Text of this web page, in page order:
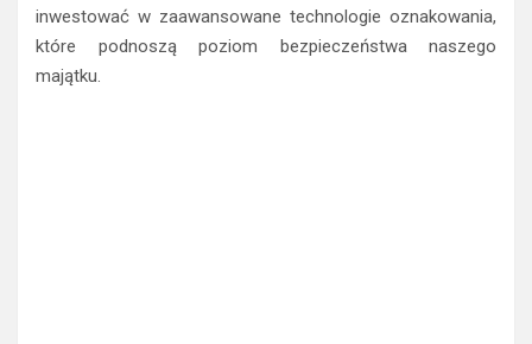
inwestować w zaawansowane technologie oznakowania,
które podnoszą poziom bezpieczeństwa naszego
majątku.